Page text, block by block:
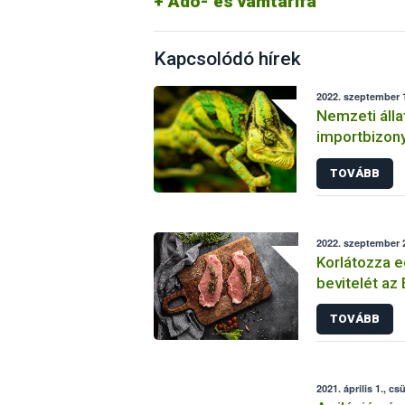
Kapcsolódó hírek
2022. szeptember
Nemzeti
harmonizált
élőállat
TOVÁBB
2022. szeptember
Korlátozza
bevitelét az
TOVÁBB
2021. április 1.,